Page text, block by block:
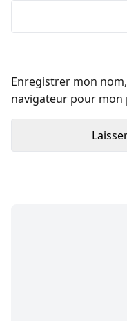
Enregistrer mon
navigateur pour